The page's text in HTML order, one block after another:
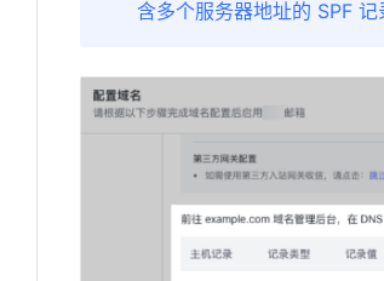
含多个服务器地址的 SPF 记